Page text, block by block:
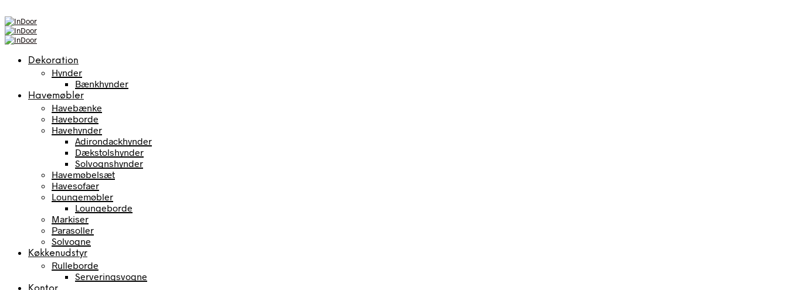
Dekoration
Hynder
Bænkhynder
Havemøbler
Havebænke
Haveborde
Havehynder
Adirondackhynder
Dækstolshynder
Solvognshynder
Havemøbelsæt
Havesofaer
Loungemøbler
Loungeborde
Markiser
Parasoller
Solvogne
Køkkenudstyr
Rulleborde
Serveringsvogne